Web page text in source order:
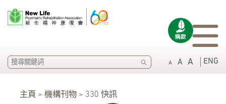
A A A ENG
SEARCH
主頁 > 機構刊物 > 330 快訊